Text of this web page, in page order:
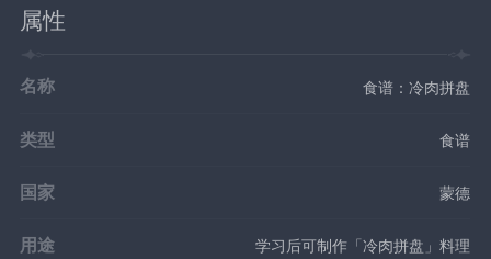
属性
名称 食谱：冷肉拼盘
类型 食谱
国家 蒙德
用途 学习后可制作「冷肉拼盘」料理